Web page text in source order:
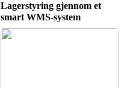
Lagerstyring gjennom et
smart WMS-system